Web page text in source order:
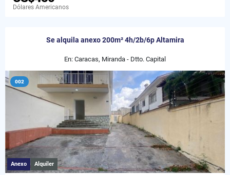
Dólares Americanos
Se alquila anexo 200m² 4h/2b/6p Altamira
En: Caracas, Miranda - Dtto. Capital
002
Anexo Alquiler